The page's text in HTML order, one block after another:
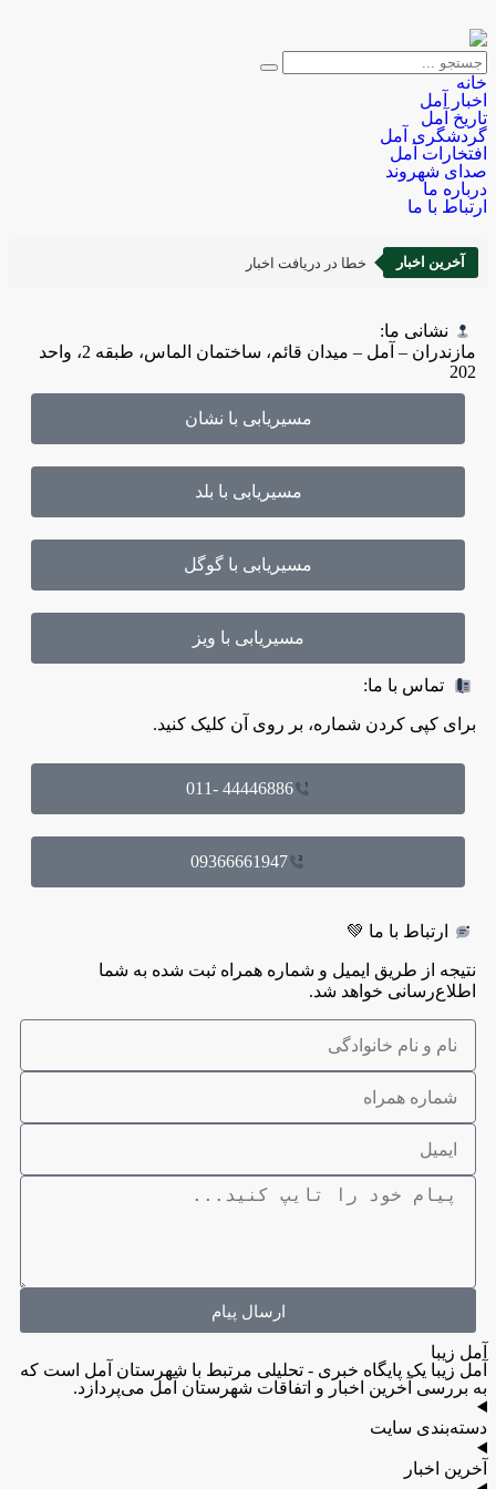
خانه
اخبار آمل
تاریخ آمل
گردشگری آمل
افتخارات آمل
صدای شهروند
درباره ما
ارتباط با ما
آخرین اخبار خطا در دریافت اخبار
ارتباط با ما 💚
نتیجه از طریق ایمیل و شماره همراه ثبت شده به شما
اطلاع‌رسانی خواهد شد.
ارسال پیام
نشانی ما:
مازندران – آمل – میدان قائم، ساختمان الماس، طبقه 2، واحد
202
مسیریابی با نشان
مسیریابی با بلد
مسیریابی با گوگل
مسیریابی با ویز
‌ تماس با ما:
برای کپی کردن شماره، بر روی آن کلیک کنید.
09366661947
44446886 -011
آمل زیبا
آمل زیبا یک پایگاه خبری - تحلیلی مرتبط با شهرستان آمل است که
به بررسی آخرین اخبار و اتفاقات شهرستان آمل می‌پردازد.
دسته‌بندی سایت
آخرین اخبار